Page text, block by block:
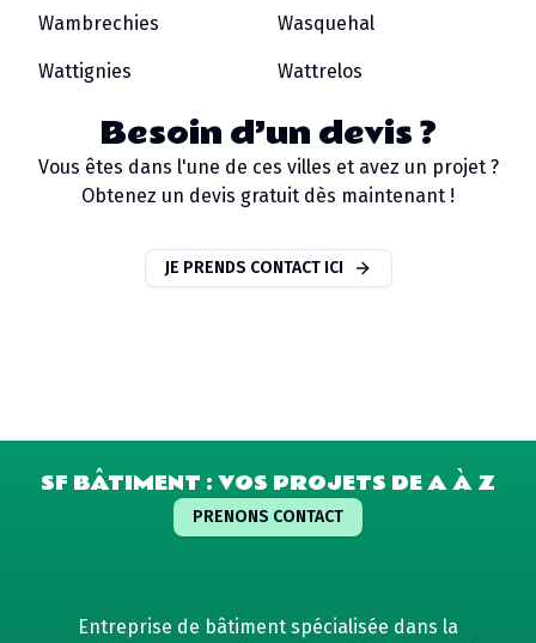
Wambrechies Wasquehal
Wattignies Wattrelos
Besoin d’un devis ?
Vous êtes dans l'une de ces villes et avez un projet ?
Obtenez un devis gratuit dès maintenant !
JE PRENDS CONTACT ICI
SF BÂTIMENT : VOS PROJETS DE A À Z
PRENONS CONTACT
Entreprise de bâtiment spécialisée dans la